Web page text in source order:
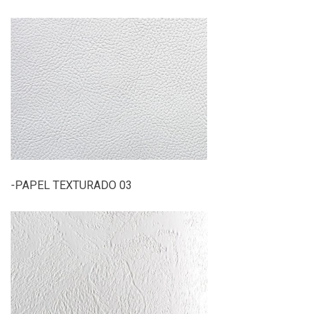
-PAPEL TEXTURADO 03